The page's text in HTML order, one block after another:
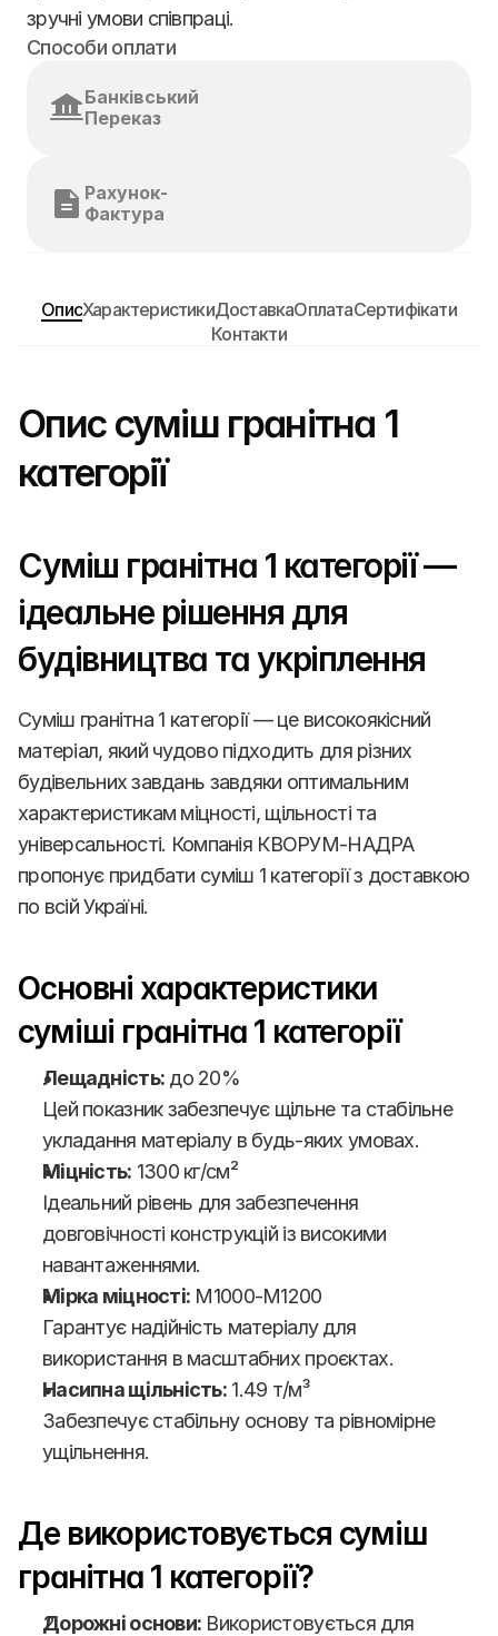
зручні умови співпраці.
Способи оплати
Банківський
Переказ
Рахунок-
Фактура
ОписХарактеристикиДоставкаОплатаСертифікати
Контакти
Опис суміш гранітна 1
категорії
Суміш гранітна 1 категорії —
ідеальне рішення для
будівництва та укріплення
Суміш гранітна 1 категорії — це високоякісний
матеріал, який чудово підходить для різних
будівельних завдань завдяки оптимальним
характеристикам міцності, щільності та
універсальності. Компанія КВОРУМ-НАДРА
пропонує придбати суміш 1 категорії з доставкою
по всій Україні.
Основні характеристики
суміші гранітна 1 категорії
Лещадність: до 20%
Цей показник забезпечує щільне та стабільне
укладання матеріалу в будь-яких умовах.
Міцність: 1300 кг/см²
Ідеальний рівень для забезпечення
довговічності конструкцій із високими
навантаженнями.
Мірка міцності: М1000-М1200
Гарантує надійність матеріалу для
використання в масштабних проєктах.
Насипна щільність: 1.49 т/м³
Забезпечує стабільну основу та рівномірне
ущільнення.
Де використовується суміш
гранітна 1 категорії?
Дорожні основи: Використовується для